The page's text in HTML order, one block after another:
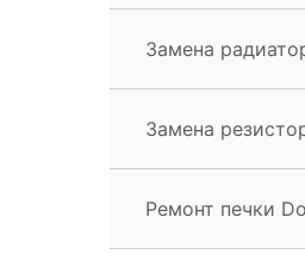
Замена
Замена
Ремонт печки